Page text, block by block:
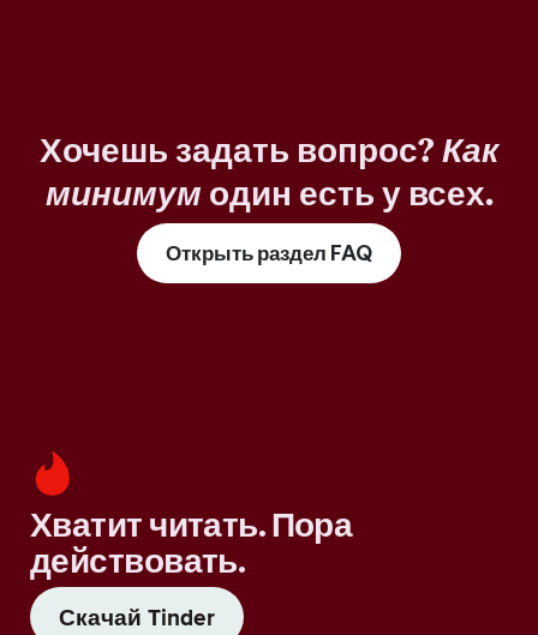
Хочешь задать вопрос? Как
минимум один есть у всех.
Открыть раздел FAQ
Хватит читать. Пора
действовать.
Скачай Tinder